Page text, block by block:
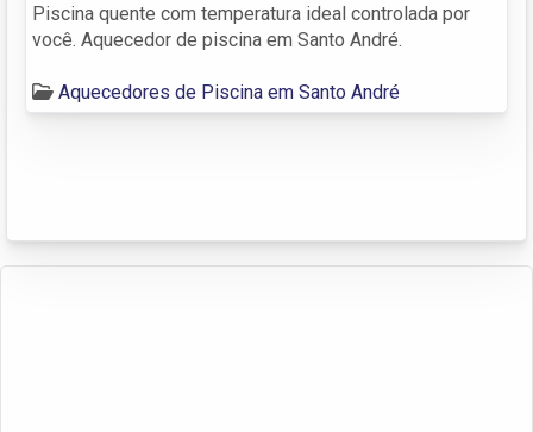
Piscina quente com temperatura ideal controlada por
você. Aquecedor de piscina em Santo André.
Aquecedores de Piscina em Santo André